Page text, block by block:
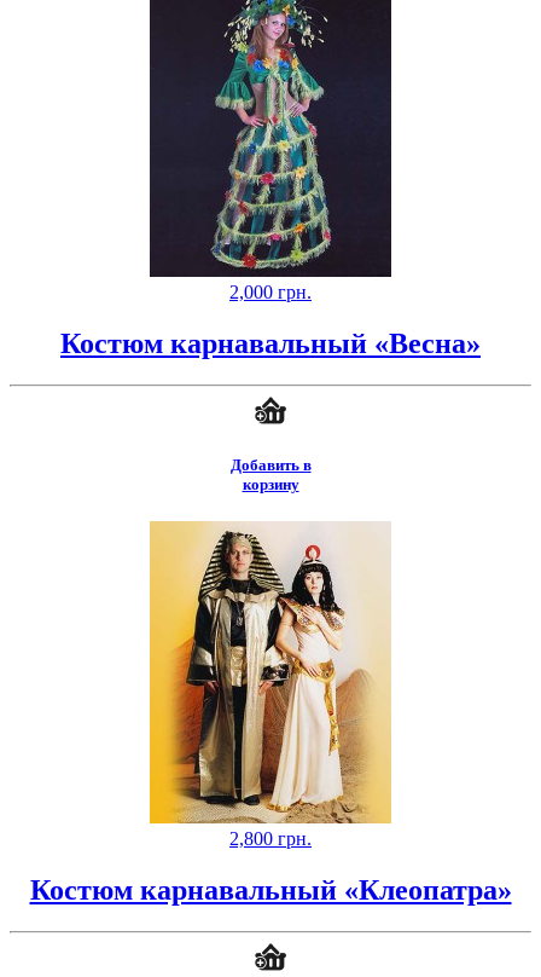
2,000 грн.
Костюм карнавальный «Весна»
Добавить в
корзину
2,800 грн.
Костюм карнавальный «Клеопатра»